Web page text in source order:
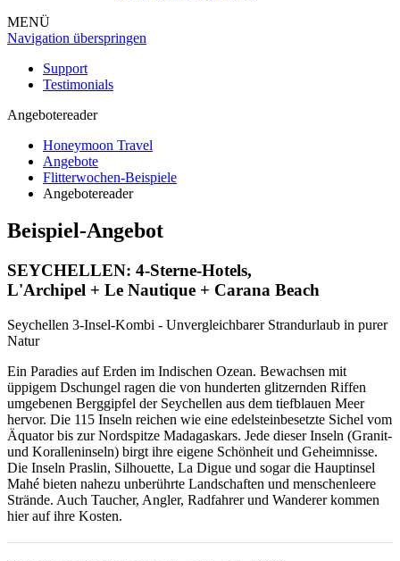
MENÜ
Navigation überspringen
Support
Testimonials
Angebotereader
Honeymoon Travel
Angebote
Flitterwochen-Beispiele
Angebotereader
Beispiel-Angebot
SEYCHELLEN: 4-Sterne-Hotels,
L'Archipel + Le Nautique + Carana Beach
Seychellen 3-Insel-Kombi - Unvergleichbarer Strandurlaub in purer
Natur
Ein Paradies auf Erden im Indischen Ozean. Bewachsen mit
üppigem Dschungel ragen die von hunderten glitzernden Riffen
umgebenen Berggipfel der Seychellen aus dem tiefblauen Meer
hervor. Die 115 Inseln reichen wie eine edelsteinbesetzte Sichel vom
Äquator bis zur Nordspitze Madagaskars. Jede dieser Inseln (Granit-
und Koralleninseln) birgt ihre eigene Schönheit und Geheimnisse.
Die Inseln Praslin, Silhouette, La Digue und sogar die Hauptinsel
Mahé bieten nahezu unberührte Landschaften und menschenleere
Strände. Auch Taucher, Angler, Radfahrer und Wanderer kommen
hier auf ihre Kosten.